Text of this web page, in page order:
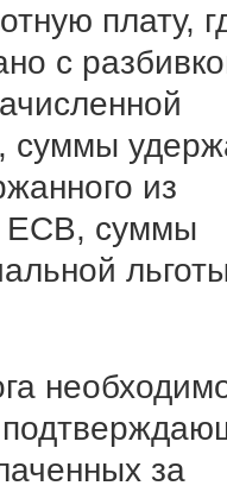
плату,
с
суммы
из
ЕСВ, суммы
за